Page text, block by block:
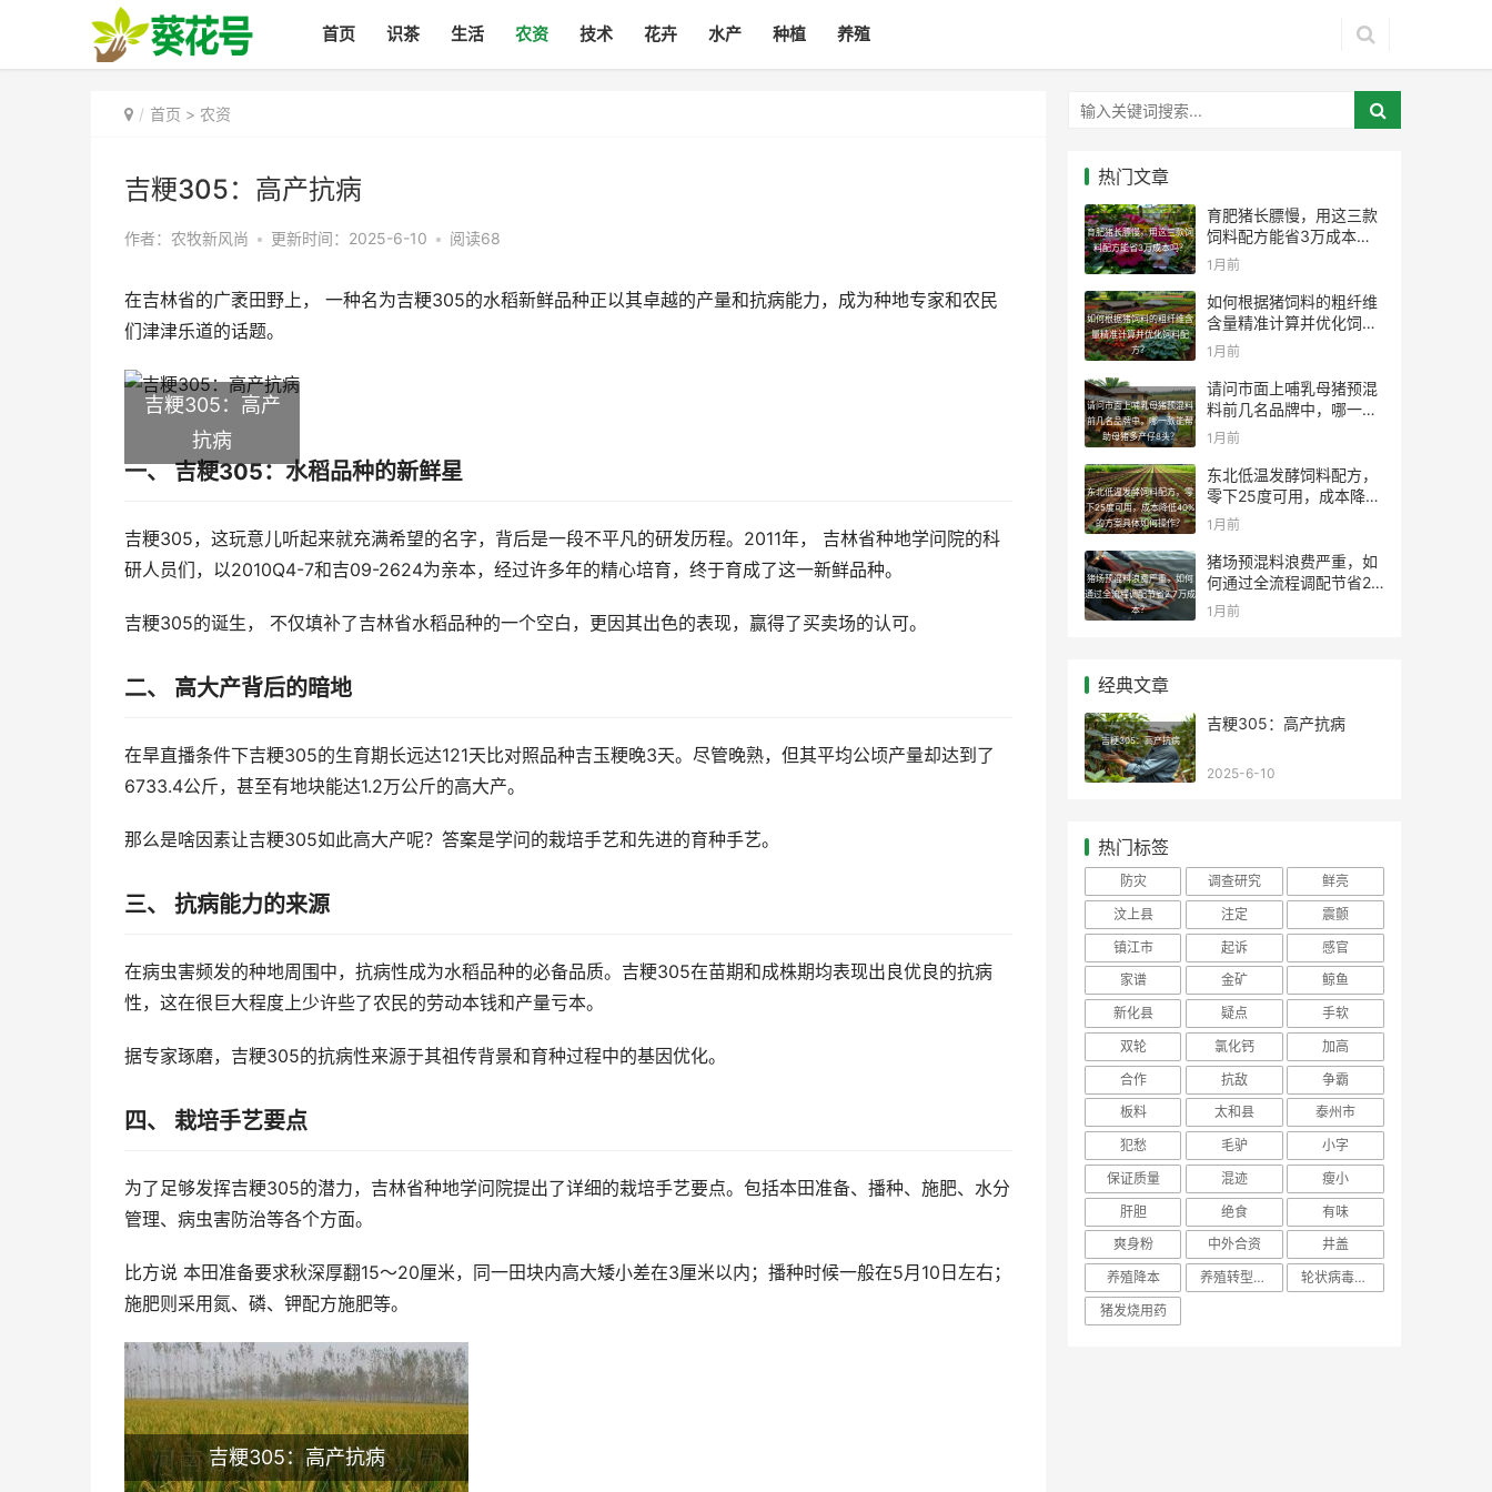
首页 识茶 生活 农资 技术 花卉 水产 种植 养殖
首页 > 农资
吉粳305：高产抗病
作者：农牧新风尚 • 更新时间：2025-6-10 • 阅读68
在吉林省的广袤田野上， 一种名为吉粳305的水稻新鲜品种正以其卓越的产量和抗病能力，成为种地专家和农民
们津津乐道的话题。
吉粳305：高产
抗病
一、 吉粳305：水稻品种的新鲜星
吉粳305，这玩意儿听起来就充满希望的名字，背后是一段不平凡的研发历程。2011年， 吉林省种地学问院的科
研人员们，以2010Q4-7和吉09-2624为亲本，经过许多年的精心培育，终于育成了这一新鲜品种。
吉粳305的诞生， 不仅填补了吉林省水稻品种的一个空白，更因其出色的表现，赢得了买卖场的认可。
二、 高大产背后的暗地
在旱直播条件下吉粳305的生育期长远达121天比对照品种吉玉粳晚3天。尽管晚熟，但其平均公顷产量却达到了
6733.4公斤，甚至有地块能达1.2万公斤的高大产。
那么是啥因素让吉粳305如此高大产呢？答案是学问的栽培手艺和先进的育种手艺。
三、 抗病能力的来源
在病虫害频发的种地周围中，抗病性成为水稻品种的必备品质。吉粳305在苗期和成株期均表现出良优良的抗病
性，这在很巨大程度上少许些了农民的劳动本钱和产量亏本。
据专家琢磨，吉粳305的抗病性来源于其祖传背景和育种过程中的基因优化。
四、 栽培手艺要点
为了足够发挥吉粳305的潜力，吉林省种地学问院提出了详细的栽培手艺要点。包括本田准备、播种、施肥、水分
管理、病虫害防治等各个方面。
比方说 本田准备要求秋深厚翻15～20厘米，同一田块内高大矮小差在3厘米以内；播种时候一般在5月10日左右；
施肥则采用氮、磷、钾配方施肥等。
吉粳305：高产抗病
热门文章
育肥猪长膘慢，用这三款饲
料配方能省3万成本吗？
育肥猪长膘慢，用这三款
饲料配方能省3万成本
吗？
1月前
如何根据猪饲料的粗纤维含
量精准计算并优化饲料配
方？
如何根据猪饲料的粗纤维
含量精准计算并优化饲料
配方？
1月前
请问市面上哺乳母猪预混料
前几名品牌中，哪一款能帮
助母猪多产仔8头？
请问市面上哺乳母猪预混
料前几名品牌中，哪一款
能帮助母猪多产仔8头？
1月前
东北低温发酵饲料配方，零
下25度可用，成本降低40%
的方案具体如何操作？
东北低温发酵饲料配方，
零下25度可用，成本降低
40%的方案具体如何操
1月前
猪场预混料浪费严重，如何
通过全流程调配节省2.7万成
本？
猪场预混料浪费严重，如
何通过全流程调配节省2.7
万成本？
1月前
经典文章
吉粳305：高产抗病
吉粳305：高产抗病
2025-6-10
热门标签
防灾 调查研究
鲜亮
汶上县
注定
震颤
镇江市
起诉
感官
家谱
金矿
鲸鱼
新化县
疑点
手软
双轮
氯化钙
加高
合作
抗敌
争霸
板料
太和县
泰州市
犯愁
毛驴
小字
保证质量
混迹
瘦小
肝胆
绝食
有味
爽身粉
中外合资
井盖
养殖降本
养殖转型升级
轮状病毒腹泻
猪发烧用药